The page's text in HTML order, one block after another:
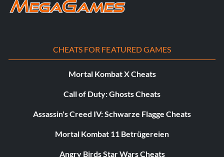
CHEATS FOR FEATURED GAMES
Mortal Kombat X Cheats
Call of Duty: Ghosts Cheats
Assassin's Creed IV: Schwarze Flagge Cheats
Mortal Kombat 11 Betrügereien
Angry Birds Star Wars Cheats